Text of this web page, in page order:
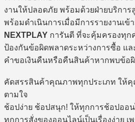
งานให้ปลอดภัย พร้อมด้วยฝ่ายบริการ
พร้อมดำเนินการเมื่อมีการรายงานเข้
NEXTPLAY การันตี ที่จะคุ้มครองทุก
ป้องกันข้อผิดพลาดระหว่างการซื้อ แ
คำขอเงินคืนหรือคืนสินค้าหากพบข้อ
คัดสรรสินค้าคุณภาพทุกประเภท ให้
ตามใจ
ช้อปง่าย ช้อปสนุก! ให้ทุกการช้อปออน
ทุกการสั่งของออนไลน์เป็นเรื่องง่าย เ